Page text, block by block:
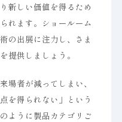
新しい価値を得るため
れます。ショールーム
の出展に注力し、さま
提供しましょう。
場者が減ってしまい、
を得られない」という
ように製品カテゴリご